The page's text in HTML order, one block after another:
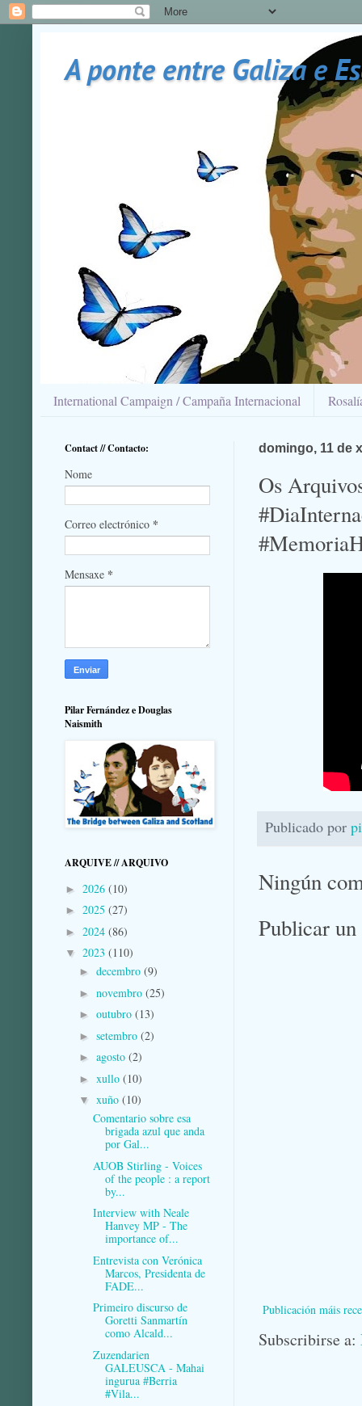
A ponte entre Galiza e
International Campaign / Campaña Internacional
domingo, 11 de
Os
Publicado por
Ningún
Publicar
Publicación máis
Subscribirse a:
Contact // Contacto:
Nome
Correo electrónico *
Mensaxe *
Pilar Fernández e Douglas
Naismith
ARQUIVE // ARQUIVO
► 2026 (10)
► 2025 (27)
► 2024 (86)
▼ 2023 (110)
► decembro (9)
► novembro (25)
► outubro (13)
► setembro (2)
► agosto (2)
► xullo (10)
▼ xuño (10)
Comentario sobre esa
brigada azul que anda
por Gal...
AUOB Stirling - Voices
of the people : a report
by...
Interview with Neale
Hanvey MP - The
importance of...
Entrevista con Verónica
Marcos, Presidenta de
FADE...
Primeiro discurso de
Goretti Sanmartín
como Alcald...
Zuzendarien
GALEUSCA - Mahai
ingurua #Berria
#Vila...